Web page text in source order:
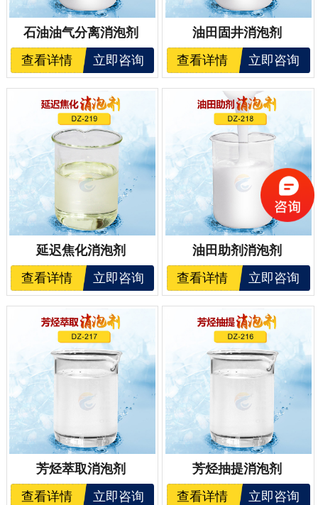
石油油气分离消泡剂
查看详情
立即咨询
油田固井消泡剂
查看详情
立即咨询
延迟焦化消泡剂
查看详情
立即咨询
油田助剂消泡剂
查看详情
立即咨询
芳烃萃取消泡剂
查看详情
立即咨询
芳烃抽提消泡剂
查看详情
立即咨询